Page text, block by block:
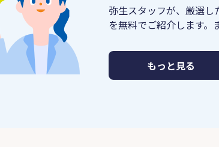
弥生スタッフが、厳選
を無料でご紹介します。
もっと見る